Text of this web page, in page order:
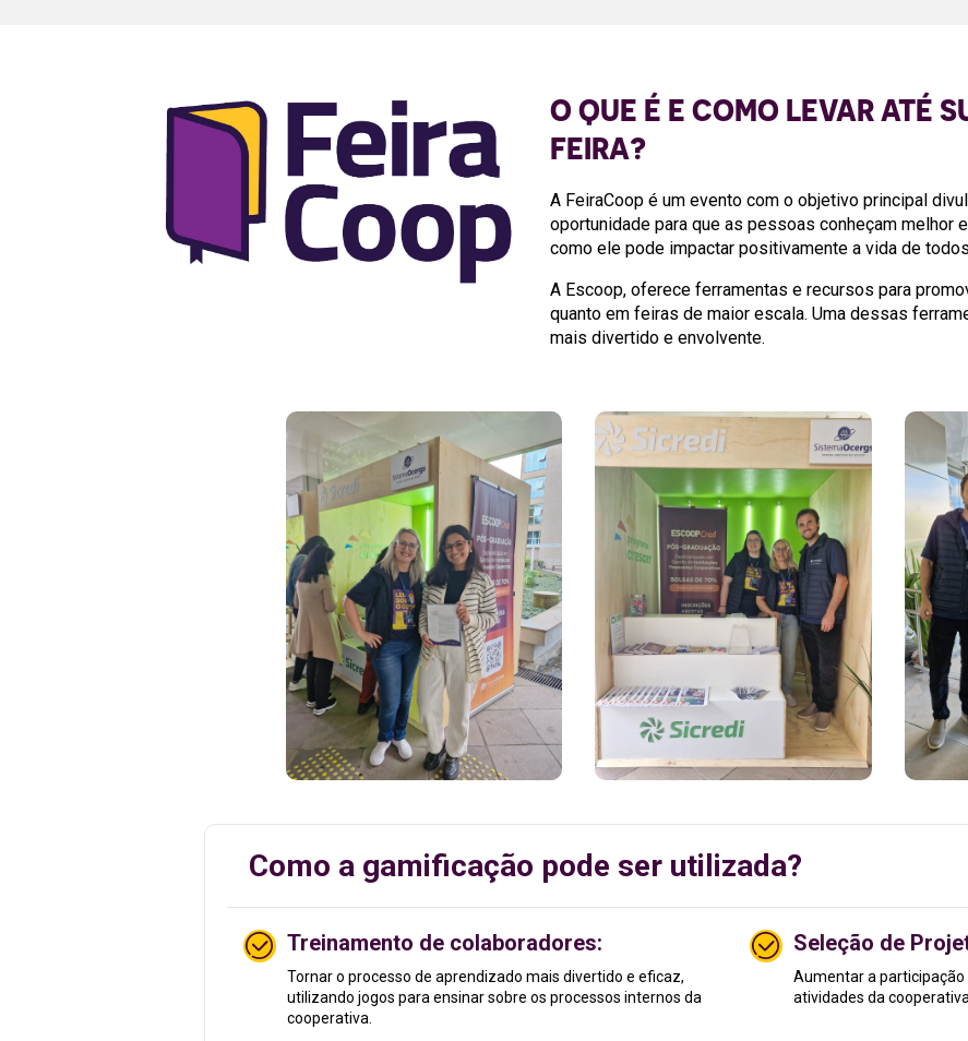
O QUE É E COMO LEVAR ATÉ
FEIRA?
A FeiraCoop é um evento com o objetivo principal
oportunidade para que as pessoas conheçam
como ele pode impactar positivamente a vida de
A Escoop, oferece ferramentas e recursos para
quanto em feiras de maior escala. Uma dessas
mais divertido e envolvente.
Como a gamificação pode ser utilizada?
Treinamento de colaboradores:
Tornar o processo de aprendizado mais divertido e eficaz,
utilizando jogos para ensinar sobre os processos internos da
cooperativa.
Seleção de
Aumentar a participação
atividades da